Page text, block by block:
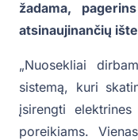
žadama,
atsinaujinančių
„Nuosekliai
sistemą, kuri
įsirengti
poreikiams.